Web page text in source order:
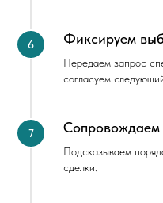
Фиксируем
Передаем запрос
согласуем
Подсказываем
сделки.